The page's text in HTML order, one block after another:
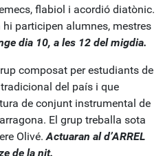
flabiol i acordió diatònic.
participen alumnes, mestres
dia 10, a les 12 del migdia.
composat per estudiants de
del país i que
de conjunt instrumental de
El grup treballa sota
Olivé.Actuaran al d’ARREL
de la nit.